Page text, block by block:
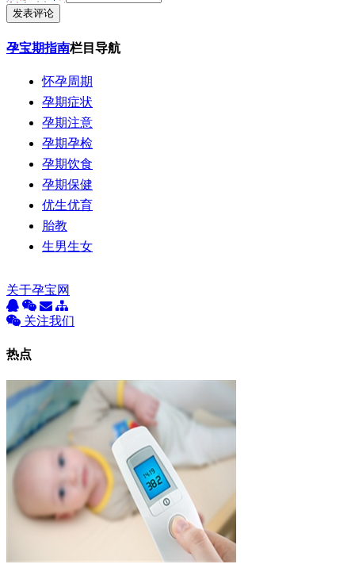
发表评论
孕宝期指南栏目导航
怀孕周期
孕期症状
孕期注意
孕期孕检
孕期饮食
孕期保健
优生优育
胎教
生男生女
关于孕宝网
关注我们
热点